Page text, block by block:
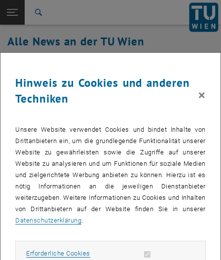
TU Login
Quicklinks
Quicklinks-Menü umschalten
Studium
International
Karriere
Zurück: Subseiten von TU Wien Startseite auflisten
Zurück zur letzten Ebene:
TU Wien Startseite
Übersicht
Alle News an der TU Wien
Kälteversorgung im Serverraum
Arsenal OYU116 wiederhergestellt
Erstellt von Wolfgang Meyer
Die Kälteversorgung im Serverraum Arsenal OYU116 konnte
wieder hergestellt werden.
Hinweis zu Cookies und anderen
Techniken
×
Unsere Website verwendet Cookies und bindet Inhalte von
Drittanbietern ein, um die grundlegende Funktionalität unserer
Website zu gewährleisten sowie die Zugriffe auf unserer
Website zu analysieren und um Funktionen für soziale Medien
und zielgerichtete Werbung anbieten zu können. Hierzu ist es
nötig Informationen an die jeweiligen Dienstanbieter
weiterzugeben. Weitere Informationen zu Cookies und Inhalten
von Drittanbietern auf der Website finden Sie in unserer
Datenschutzerklärung.
Erforderliche Cookies Erforderliche Cookies zulassen